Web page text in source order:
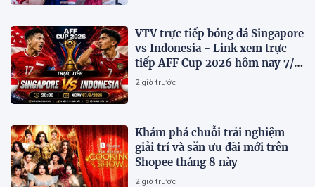
VTV trực tiếp bóng đá Singapore
vs Indonesia - Link xem trực
tiếp AFF Cup 2026 hôm nay 7/8
trên VTV7
2 giờ trước
Khám phá chuỗi trải nghiệm
giải trí và săn ưu đãi mới trên
Shopee tháng 8 này
2 giờ trước